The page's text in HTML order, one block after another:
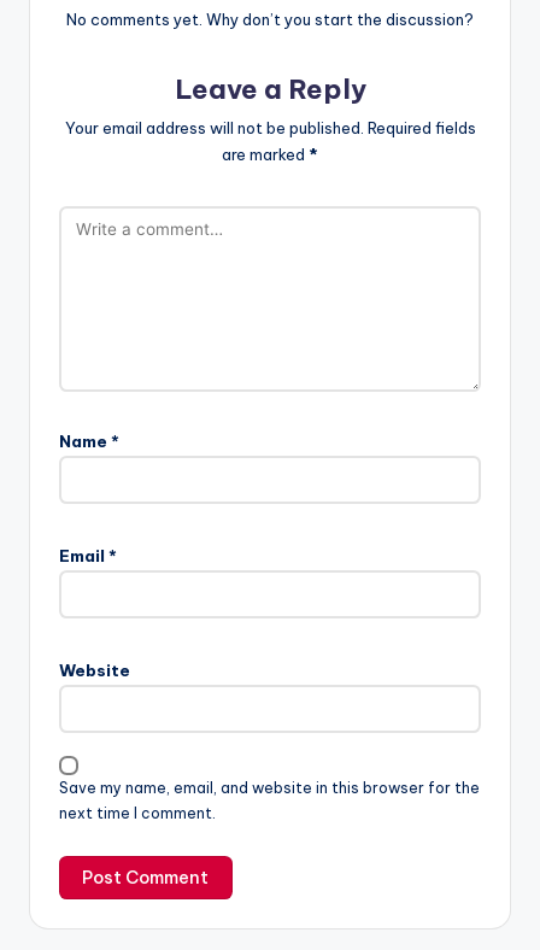
No comments yet. Why don’t you start the discussion?
Leave a Reply
Your email address will not be published. Required fields
are marked *
Name *
Email *
Website
Save my name, email, and website in this browser for the
next time I comment.